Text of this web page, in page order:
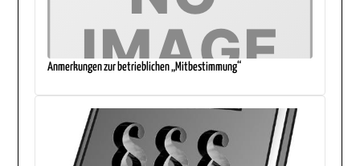
Anmerkungen zur betrieblichen „Mitbestimmung“